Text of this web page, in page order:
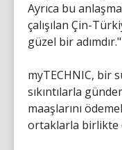
Ayrıca bu
çalışılan Çin-
güzel bir adımdır."
myTECHNIC, bir
sıkıntılarla
maaşlarını
ortaklarla birlikte